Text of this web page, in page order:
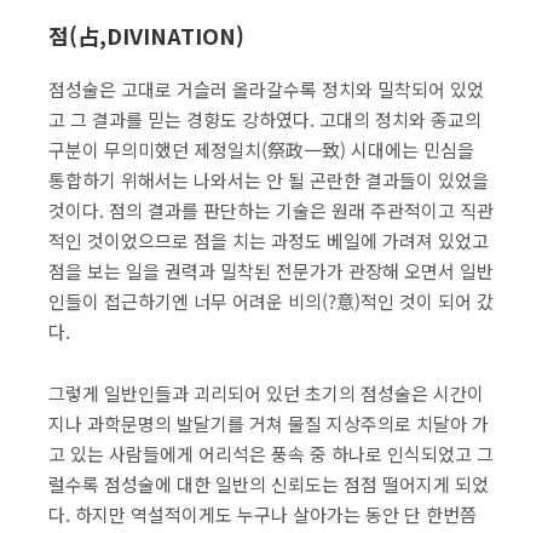
점(占,DIVINATION)
점성술은 고대로 거슬러 올라갈수록 정치와 밀착되어 있었
고 그 결과를 믿는 경향도 강하였다. 고대의 정치와 종교의
구분이 무의미했던 제정일치(祭政一致) 시대에는 민심을
통합하기 위해서는 나와서는 안 될 곤란한 결과들이 있었을
것이다. 점의 결과를 판단하는 기술은 원래 주관적이고 직관
적인 것이었으므로 점을 치는 과정도 베일에 가려져 있었고
점을 보는 일을 권력과 밀착된 전문가가 관장해 오면서 일반
인들이 접근하기엔 너무 어려운 비의(?意)적인 것이 되어 갔
다.
그렇게 일반인들과 괴리되어 있던 초기의 점성술은 시간이
지나 과학문명의 발달기를 거쳐 물질 지상주의로 치달아 가
고 있는 사람들에게 어리석은 풍속 중 하나로 인식되었고 그
럴수록 점성술에 대한 일반의 신뢰도는 점점 떨어지게 되었
다. 하지만 역설적이게도 누구나 살아가는 동안 단 한번쯤